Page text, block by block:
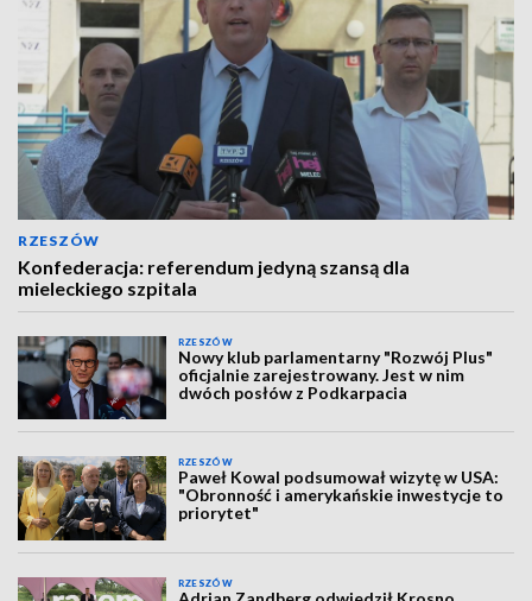
RZESZÓW
Konfederacja: referendum jedyną szansą dla
mieleckiego szpitala
RZESZÓW
Nowy klub parlamentarny "Rozwój Plus"
oficjalnie zarejestrowany. Jest w nim
dwóch posłów z Podkarpacia
RZESZÓW
Paweł Kowal podsumował wizytę w USA:
"Obronność i amerykańskie inwestycje to
priorytet"
RZESZÓW